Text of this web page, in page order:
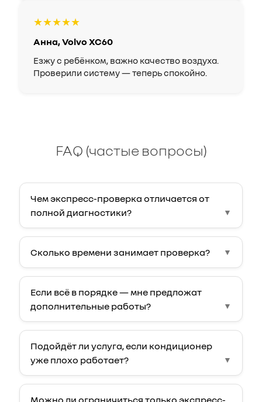
★★★★★
Анна, Volvo XC60
Езжу с ребёнком, важно качество воздуха.
Проверили систему — теперь спокойно.
FAQ (частые вопросы)
Чем экспресс-проверка отличается от
полной диагностики?
Сколько времени занимает проверка?
Если всё в порядке — мне предложат
дополнительные работы?
Подойдёт ли услуга, если кондиционер
уже плохо работает?